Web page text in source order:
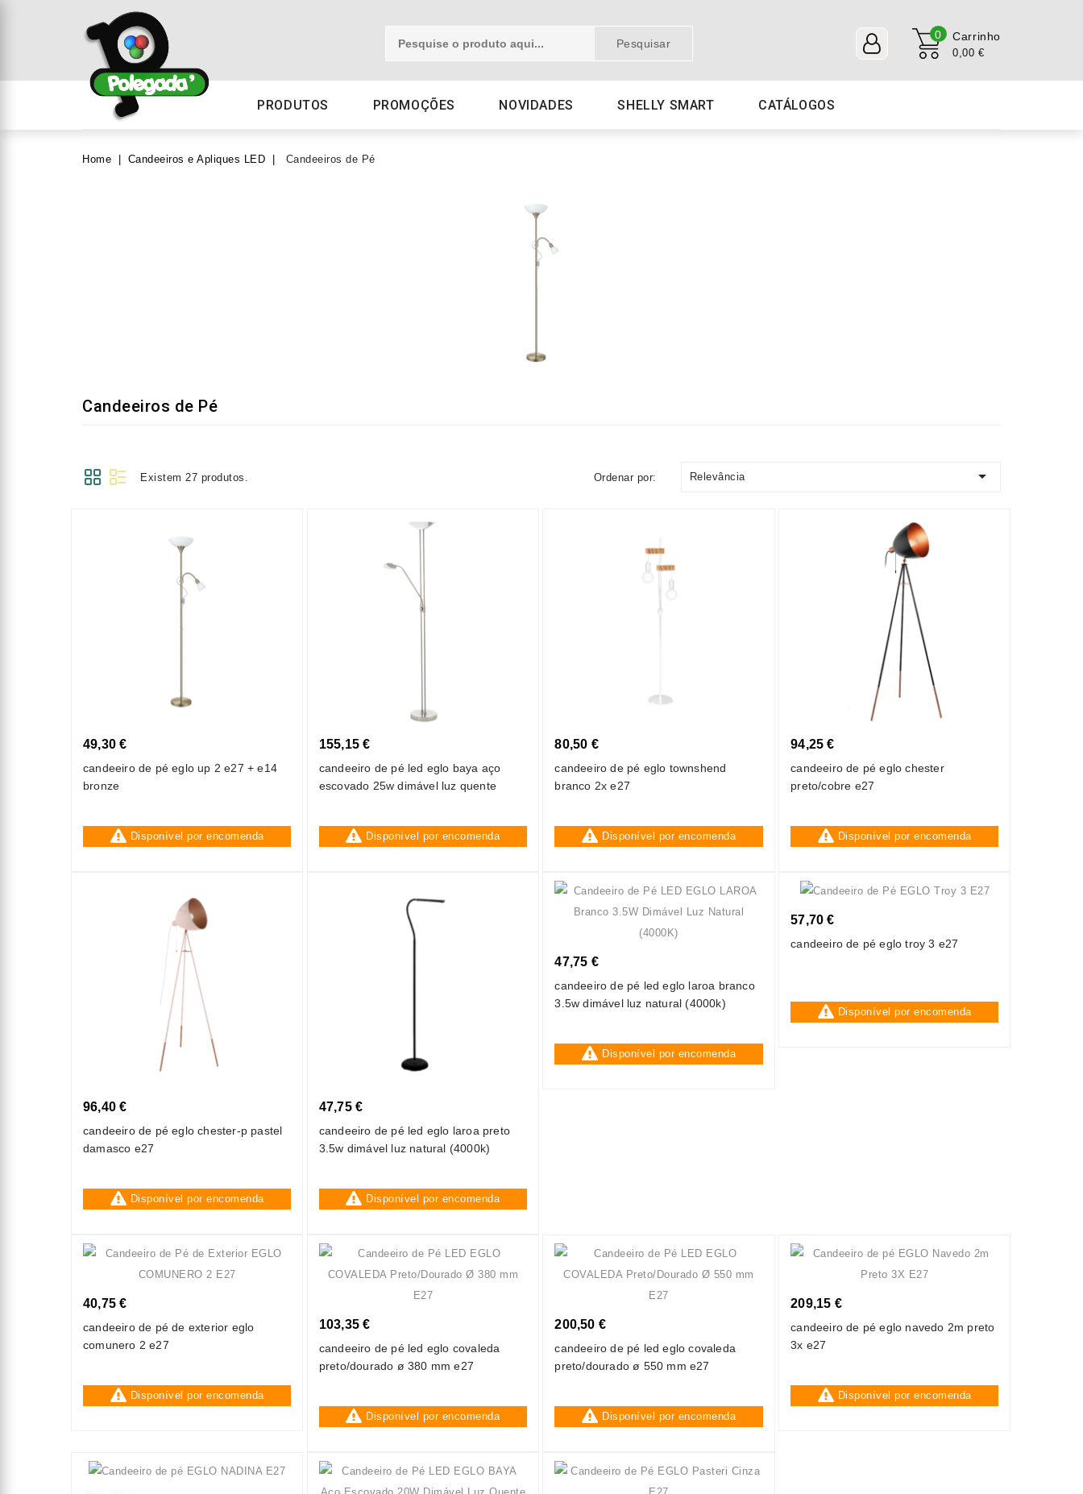
Carrinho
0,00 €
0
Pesquisar
PRODUTOS PROMOÇÕES NOVIDADES SHELLY SMART CATÁLOGOS
Home Candeeiros e Apliques LED Candeeiros de Pé
Candeeiros de Pé
Existem 27 produtos. Ordenar por: Relevância 
49,30 €
candeeiro de pé eglo up 2 e27 + e14
bronze
Disponível por encomenda
155,15 €
candeeiro de pé led eglo baya aço
escovado 25w dimável luz quente
Disponível por encomenda
80,50 €
candeeiro de pé eglo townshend
branco 2x e27
Disponível por encomenda
94,25 €
candeeiro de pé eglo chester
preto/cobre e27
Disponível por encomenda
96,40 €
candeeiro de pé eglo chester-p pastel
damasco e27
Disponível por encomenda
47,75 €
candeeiro de pé led eglo laroa preto
3.5w dimável luz natural (4000k)
Disponível por encomenda
47,75 €
candeeiro de pé led eglo laroa branco
3.5w dimável luz natural (4000k)
Disponível por encomenda
57,70 €
candeeiro de pé eglo troy 3 e27
Disponível por encomenda
40,75 €
candeeiro de pé de exterior eglo
comunero 2 e27
Disponível por encomenda
103,35 €
candeeiro de pé led eglo covaleda
preto/dourado ø 380 mm e27
Disponível por encomenda
200,50 €
candeeiro de pé led eglo covaleda
preto/dourado ø 550 mm e27
Disponível por encomenda
209,15 €
candeeiro de pé eglo navedo 2m preto
3x e27
Disponível por encomenda